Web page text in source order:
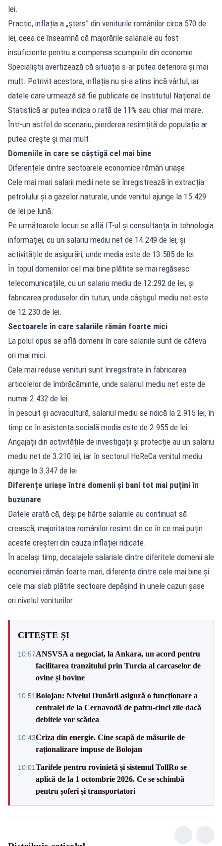
lei.
Practic, inflația a „șters” din veniturile românilor circa 570 de
lei, ceea ce înseamnă că majorările salariale au fost
insuficiente pentru a compensa scumpirile din economie.
Specialiștii avertizează că situația s-ar putea deteriora și mai
mult. Potrivit acestora, inflația nu și-a atins încă vârful, iar
datele care urmează să fie publicate de Institutul Național de
Statistică ar putea indica o rată de 11% sau chiar mai mare.
Într-un astfel de scenariu, pierderea resimțită de populație ar
putea crește și mai mult.
Domeniile în care se câștigă cel mai bine
Diferențele dintre sectoarele economice rămân uriașe.
Cele mai mari salarii medii nete se înregistrează în extracția
petrolului și a gazelor naturale, unde venitul ajunge la 15.429
de lei pe lună.
Pe următoarele locuri se află IT-ul și consultanța în tehnologia
informației, cu un salariu mediu net de 14.249 de lei, și
activitățile de asigurări, unde media este de 13.585 de lei.
În topul domeniilor cel mai bine plătite se mai regăsesc
telecomunicațiile, cu un salariu mediu de 12.292 de lei, și
fabricarea produselor din tutun, unde câștigul mediu net este
de 12.230 de lei.
Sectoarele în care salariile rămân foarte mici
La polul opus se află domenii în care salariile sunt de câteva
ori mai mici.
Cele mai reduse venituri sunt înregistrate în fabricarea
articolelor de îmbrăcăminte, unde salariul mediu net este de
numai 2.432 de lei.
În pescuit și acvacultură, salariul mediu se ridică la 2.915 lei, în
timp ce în asistența socială media este de 2.955 de lei.
Angajații din activitățile de investigații și protecție au un salariu
mediu net de 3.210 lei, iar în sectorul HoReCa venitul mediu
ajunge la 3.347 de lei.
Diferențe uriașe între domenii și bani tot mai puțini în
buzunare
Datele arată că, deși pe hârtie salariile au continuat să
crească, majoritatea românilor resimt din ce în ce mai puțin
aceste creșteri din cauza inflației ridicate.
În același timp, decalajele salariale dintre diferitele domenii ale
economiei rămân foarte mari, diferența dintre cele mai bine și
cele mai slab plătite sectoare depășind în unele cazuri șase
ori nivelul veniturilor.
CITEȘTE ȘI
10:57ANSVSA a negociat, la Ankara, un acord pentru
facilitarea tranzitului prin Turcia al carcaselor de
ovine și bovine
10:51Bolojan: Nivelul Dunării asigură o funcționare a
centralei de la Cernavodă de patru-cinci zile dacă
debitele vor scădea
10:43Criza din energie. Cine scapă de măsurile de
raționalizare impuse de Bolojan
10:01Tarifele pentru rovinietă și sistemul TollRo se
aplică de la 1 octombrie 2026. Ce se schimbă
pentru șoferi și transportatori